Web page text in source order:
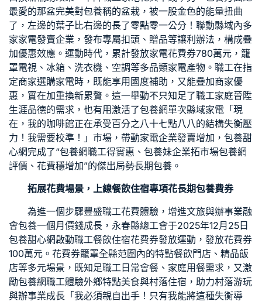
最愛的那盆完美對包養稱的盆栽，被一股金色的能量扭曲
了，左邊的葉子比右邊的長了零點零一公分！聯動縣域內多
家家電發賣企業，發布專屬扣頭、贈品等讓利辦法，構成疊
加優惠效應。運動時代，累計發放家電花費券780萬元，籠
罩電視、冰箱、洗衣機、空調等多品類家電產物。職工在指
定商家選購家電時，既能享用國度補助，又能疊加商家優
惠，實在加重換新累贅。這一舉動不只知足了職工家庭晉陞
生涯品德的需求，也有用激活了包養網單次縣域家電「現
在，我的咖啡館正在承受百分之八十七點八八的結構失衡壓
力！我需要校準！」市場，帶動家電企業發賣增加， 包養甜
心網完成了“包養網職工得實惠、 包養妹企業拓市場包養網
評價 、花費穩增加”的傑出局勢長期包養 。
拓展花費場景，上線餐飲住宿專項花長期包養費券
為進一個步驟豐盛職工花費體驗，增進文旅與辦事業融
會包養一個月價錢成長，永春縣總工會于2025年12月25日
包養甜心網啟動職工餐飲住宿花費券發放運動，發放花費券
100萬元。花費券籠罩全縣范圍內的特點餐飲門店、精品飯
店等多元場景，既知足職工日常會餐、家庭用餐需求，又激
勵包養網職工體驗外鄉特點美食與村落住宿，助力村落游玩
與辦事業成長「我必須親自出手！只有我能將這種失衡導